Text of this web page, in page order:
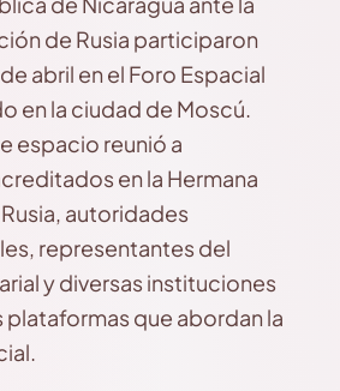
de Rusia participaron
abril en el Foro Espacial
en la ciudad de Moscú.
espacio reunió a
en la Hermana
autoridades
representantes del
y diversas instituciones
plataformas que abordan la